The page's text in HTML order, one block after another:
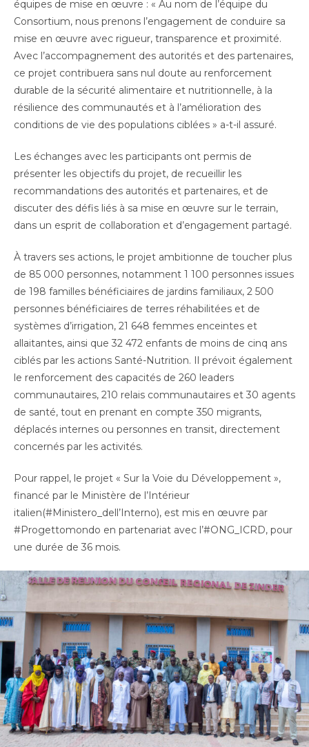
équipes de mise en œuvre : « Au nom de l’équipe du
Consortium, nous prenons l’engagement de conduire sa
mise en œuvre avec rigueur, transparence et proximité.
Avec l’accompagnement des autorités et des partenaires,
ce projet contribuera sans nul doute au renforcement
durable de la sécurité alimentaire et nutritionnelle, à la
résilience des communautés et à l’amélioration des
conditions de vie des populations ciblées » a-t-il assuré.
Les échanges avec les participants ont permis de
présenter les objectifs du projet, de recueillir les
recommandations des autorités et partenaires, et de
discuter des défis liés à sa mise en œuvre sur le terrain,
dans un esprit de collaboration et d’engagement partagé.
À travers ses actions, le projet ambitionne de toucher plus
de 85 000 personnes, notamment 1 100 personnes issues
de 198 familles bénéficiaires de jardins familiaux, 2 500
personnes bénéficiaires de terres réhabilitées et de
systèmes d’irrigation, 21 648 femmes enceintes et
allaitantes, ainsi que 32 472 enfants de moins de cinq ans
ciblés par les actions Santé-Nutrition. Il prévoit également
le renforcement des capacités de 260 leaders
communautaires, 210 relais communautaires et 30 agents
de santé, tout en prenant en compte 350 migrants,
déplacés internes ou personnes en transit, directement
concernés par les activités.
Pour rappel, le projet « Sur la Voie du Développement »,
financé par le Ministère de l’Intérieur
italien(#Ministero_dell’Interno), est mis en œuvre par
#Progettomondo en partenariat avec l’#ONG_ICRD, pour
une durée de 36 mois.